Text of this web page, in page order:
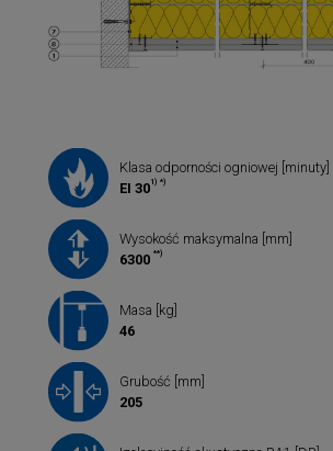
Klasa odporności ogniowej [minuty]
EI 301) *)
Wysokość maksymalna [mm]
6300 **)
Masa [kg]
46
Grubość [mm]
205